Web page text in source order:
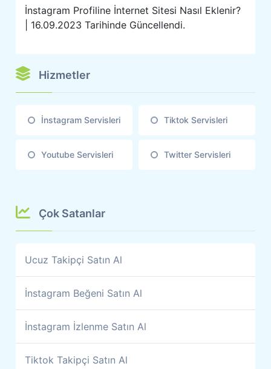
İnstagram Profiline İnternet Sitesi Nasıl Eklenir?
| 16.09.2023 Tarihinde Güncellendi.
Hizmetler
İnstagram Servisleri Tiktok Servisleri
Youtube Servisleri Twitter Servisleri
Çok Satanlar
Ucuz Takipçi Satın Al
İnstagram Beğeni Satın Al
İnstagram İzlenme Satın Al
Tiktok Takipçi Satın Al